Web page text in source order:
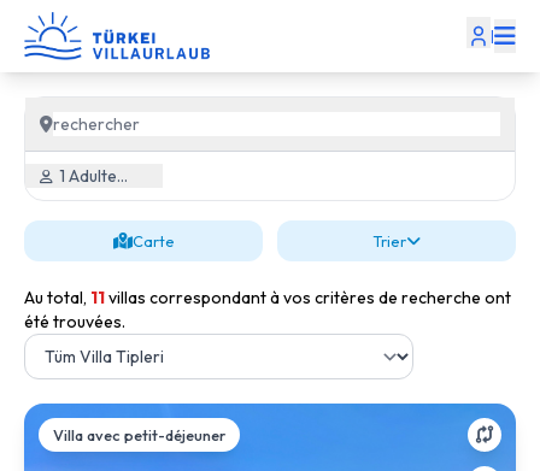
|
1 Adulte, 0 Enfant
Carte Trier
Au total, 11villas correspondant à vos critères de recherche ont
été trouvées.
Villa avec petit-déjeuner